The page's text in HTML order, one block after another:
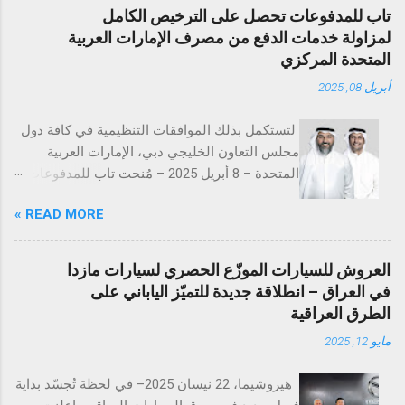
تاب للمدفوعات تحصل على الترخيص الكامل
لمزاولة خدمات الدفع من مصرف الإمارات العربية
المتحدة المركزي
أبريل 08, 2025
لتستكمل بذلك الموافقات التنظيمية في كافة دول
مجلس التعاون الخليجي دبي، الإمارات العربية
المتحدة – 8 أبريل 2025 – مُنحت تاب للمدفوعات
مصرف الإمارات العربية المتحدة المركزي
(CBUAE)، في خطوة تُعد إنجازاً بارزاً يعزز من حضور
الشركة في السوق الإماراتية. وبذلك، تستكمل تاب
للمدفوعات جميع الموافقات التنظيمية والتراخيص
المطلوبة في دول مجلس التعاون الخليجي. تُعد
استكمال التراخيص في كلٍّ من السعودية، الكويت،
READ MORE »
العروش للسيارات الموزّع الحصري لسيارات مازدا
في العراق – انطلاقة جديدة للتميّز الياباني على
الطرق العراقية
مايو 12, 2025
هيروشيما، 22 نيسان 2025– في لحظة تُجسّد بداية